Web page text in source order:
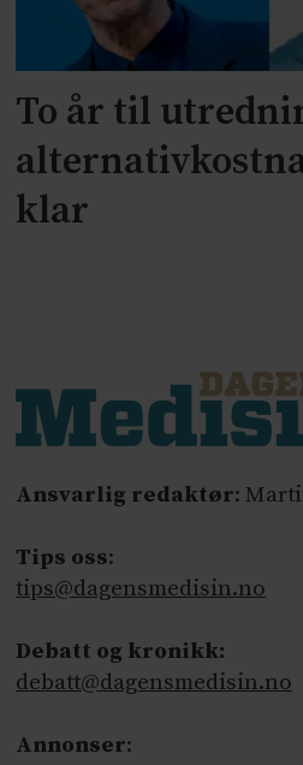
To år til
klar
Ansvarlig redaktør:
Tips oss:
tips@dagensmedisin.no
Debatt og kronikk:
debatt@dagensmedisin.no
Annonser: